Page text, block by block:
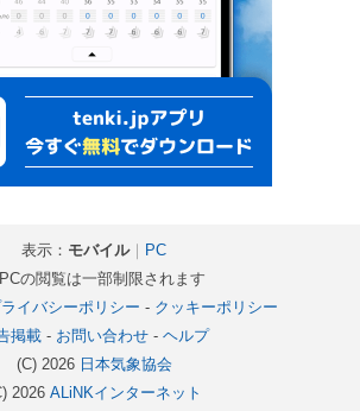
表示： モバイル｜ PC
の閲覧は一部制限されます
イバシーポリシー - クッキーポリシー
掲載- お問い合わせ- ヘルプ
(C) 2026 日本気象協会
2026 ALiNKインターネット